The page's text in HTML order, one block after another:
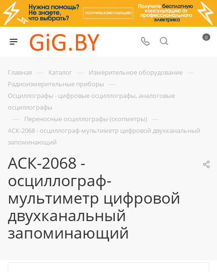
0
Главная — Каталог — Измерительное оборудование —
Радиоизмерительные приборы —
Осциллографы - цифровые осциллографы, аналоговые
осциллографы
— Переносные осциллографы (скопметры) —
АСК-2068 - осциллограф-мультиметр цифровой двухканальный
запоминающий
АСК-2068 -
осциллограф-
мультиметр цифровой
двухканальный
запоминающий